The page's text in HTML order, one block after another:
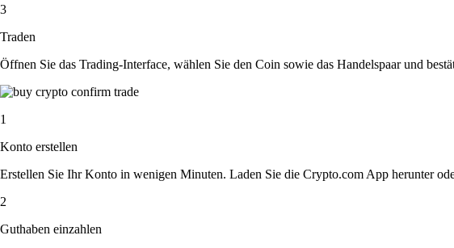
3
Traden
Öffnen Sie das Trading-Interface, wählen Sie den Coin sowie das Handelspaar und
1
Konto erstellen
Erstellen Sie Ihr Konto in wenigen Minuten. Laden Sie die Crypto.com App herunter
2
Guthaben einzahlen